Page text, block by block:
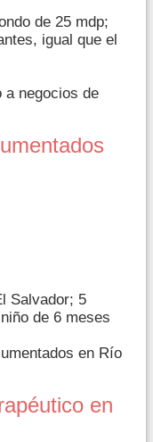
de 25 mdp;
igual que el
a negocios de
Salvador; 5
de 6 meses
en Río
en